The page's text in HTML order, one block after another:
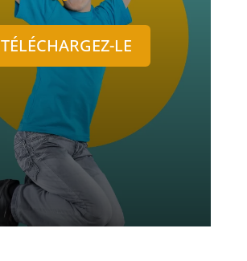
TÉLÉCHARGEZ-LE